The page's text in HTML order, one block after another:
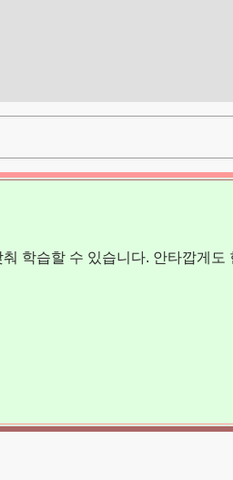
학습할 수 있습니다. 안타깝게도